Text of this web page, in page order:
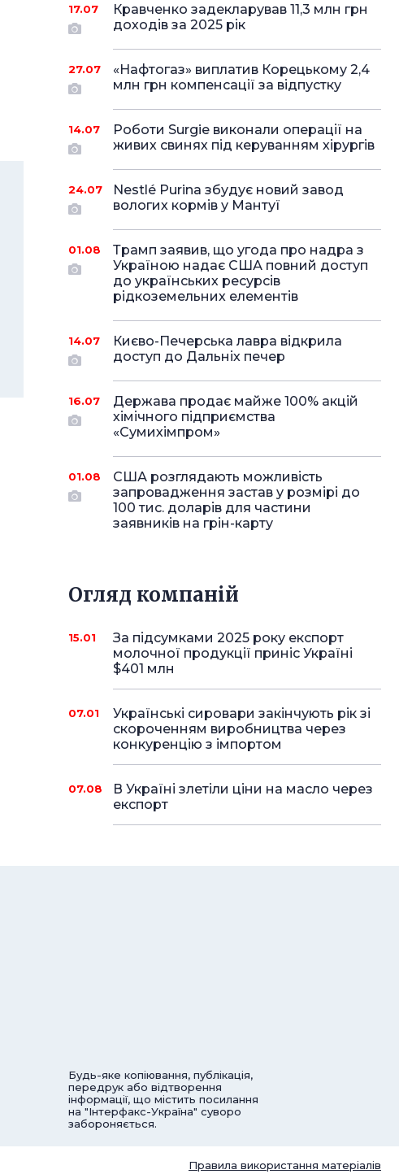
17.07
Кравченко задекларував 11,3 млн грн
доходів за 2025 рік
27.07
«Нафтогаз» виплатив Корецькому 2,4
млн грн компенсації за відпустку
14.07
Роботи Surgie виконали операції на
живих свинях під керуванням хірургів
24.07
Nestlé Purina збудує новий завод
вологих кормів у Мантуї
01.08
Трамп заявив, що угода про надра з
Україною надає США повний доступ
до українських ресурсів
рідкоземельних елементів
14.07
Києво-Печерська лавра відкрила
доступ до Дальніх печер
16.07
Держава продає майже 100% акцій
хімічного підприємства
«Сумихімпром»
01.08
США розглядають можливість
запровадження застав у розмірі до
100 тис. доларів для частини
заявників на грін-карту
Огляд компаній
15.01
За підсумками 2025 року експорт
молочної продукції приніс Україні
$401 млн
07.01
Українські сировари закінчують рік зі
скороченням виробництва через
конкуренцію з імпортом
07.08
В Україні злетіли ціни на масло через
експорт
Будь-яке копіювання, публікація,
передрук або відтворення
інформації, що містить посилання
на "Інтерфакс-Україна" суворо
забороняється.
Правила використання матеріалів